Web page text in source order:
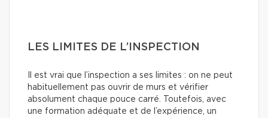
LES LIMITES DE L’INSPECTION
Il est vrai que l’inspection a ses limites : on ne peut
habituellement pas ouvrir de murs et vérifier
absolument chaque pouce carré. Toutefois, avec
une formation adéquate et de l’expérience, un